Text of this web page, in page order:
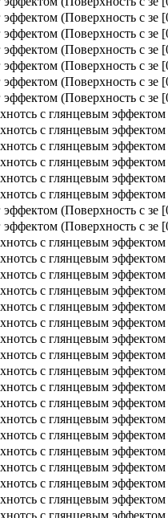
(Поверхность с зе
(Поверхность с зе
(Поверхность с зе
(Поверхность с зе
(Поверхность с зе
(Поверхность с зе
с глянцевым эффектом
с глянцевым эффектом
с глянцевым эффектом
с глянцевым эффектом
с глянцевым эффектом
с глянцевым эффектом
(Поверхность с зе
(Поверхность с зе
с глянцевым эффектом
с глянцевым эффектом
с глянцевым эффектом
с глянцевым эффектом
с глянцевым эффектом
с глянцевым эффектом
с глянцевым эффектом
с глянцевым эффектом
с глянцевым эффектом
с глянцевым эффектом
с глянцевым эффектом
с глянцевым эффектом
с глянцевым эффектом
с глянцевым эффектом
с глянцевым эффектом
с глянцевым эффектом
с глянцевым эффектом